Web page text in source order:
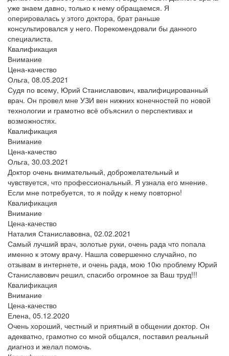
уже знаем давно, только к нему обращаемся. Я
оперировалась у этого доктора, брат раньше
консультировался у него. Порекомендовали бы данного
специалиста.
Квалификация
Внимание
Цена-качество
Ольга, 08.05.2021
Судя по всему, Юрий Станиславович, квалифицированный
врач. Он провел мне УЗИ вен нижних конечностей по новой
технологии и грамотно всё объяснил о перспективах и
возможностях.
Квалификация
Внимание
Цена-качество
Ольга, 30.03.2021
Доктор очень внимательный, доброжелательный и
чувствуется, что профессиональный. Я узнала его мнение.
Если мне потребуется, то я пойду к нему повторно!
Квалификация
Внимание
Цена-качество
Наталия Станиславовна, 02.02.2021
Самый лучший врач, золотые руки, очень рада что попала
именно к этому врачу. Нашла совершенно случайно, по
отзывам в интернете, и очень рада, мою 10ю проблему Юрий
Станиславович решил, спасибо огромное за Ваш труд!!!
Квалификация
Внимание
Цена-качество
Елена, 05.12.2020
Очень хороший, честный и приятный в общении доктор. Он
адекватно, грамотно со мной общался, поставил реальный
диагноз и желал помочь.